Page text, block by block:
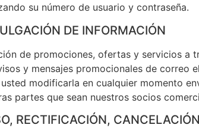
su número de usuario y contraseña.
DE INFORMACIÓN
de promociones, ofertas y servicios a
y mensajes promocionales de
modificarla en cualquier momento
partes que sean nuestros socios
RECTIFICACIÓN,